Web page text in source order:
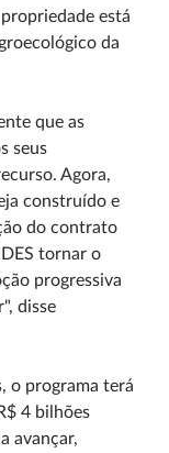
está
da
que as
seus
Agora,
construído e
do contrato
tornar o
progressiva
disse
o programa terá
4 bilhões
avançar,